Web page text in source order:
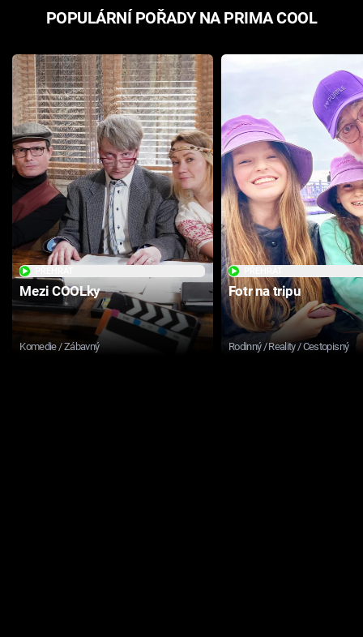
POPULÁRNÍ POŘADY NA PRIMA COOL
Mezi COOLky
Komedie / Zábavný
Fotr na tripu
Rodinný / Reality / Cestopisný